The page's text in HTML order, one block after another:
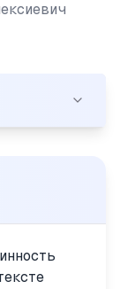
море.